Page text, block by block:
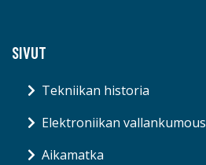
SIVUT
Tekniikan historia
Elektroniikan vallankumous
Aikamatka